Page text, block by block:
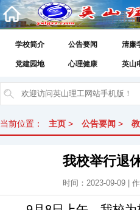
学校简介 公告要闻 清廉
党建园地 心理健康 英山
当前位置： 主页 > 公告要闻 >
我校举行退
时间：2023-09-09 |